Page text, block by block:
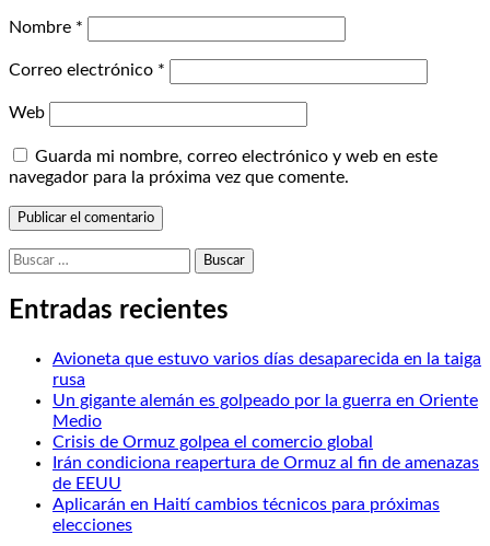
Nombre *
Correo electrónico *
Web
Guarda mi nombre, correo electrónico y web en este
navegador para la próxima vez que comente.
Buscar:
Entradas recientes
Avioneta que estuvo varios días desaparecida en la taiga
rusa
Un gigante alemán es golpeado por la guerra en Oriente
Medio
Crisis de Ormuz golpea el comercio global
Irán condiciona reapertura de Ormuz al fin de amenazas
de EEUU
Aplicarán en Haití cambios técnicos para próximas
elecciones